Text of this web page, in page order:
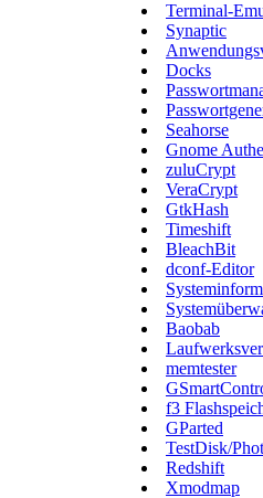
Terminal-
Synaptic
Docks
Seahorse
Gnome
zuluCrypt
VeraCrypt
GtkHash
Timeshift
BleachBit
dconf-Editor
Baobab
memtester
f3
GParted
TestDisk/
Redshift
Xmodmap